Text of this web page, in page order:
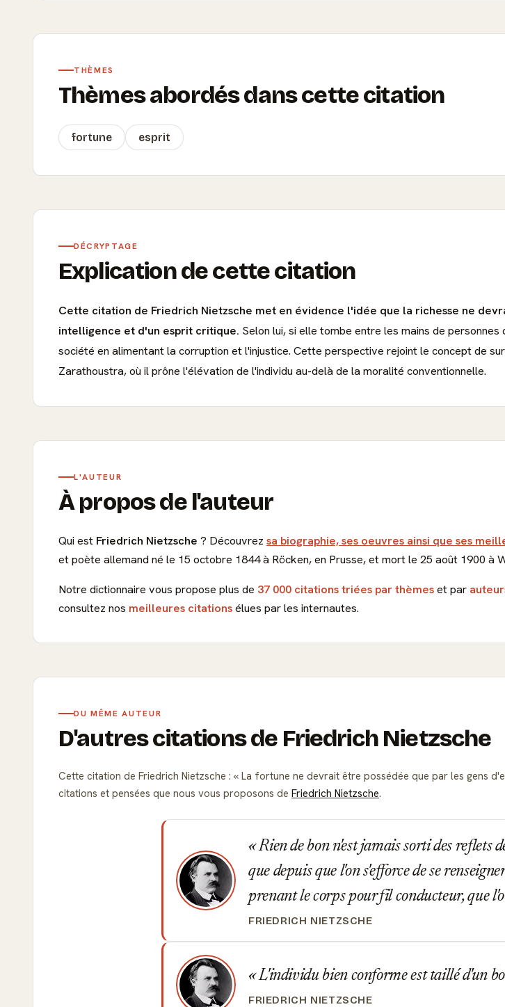
THÈMES
Thèmes abordés dans cette citation
fortune esprit
DÉCRYPTAGE
Explication de cette citation
Cette citation de Friedrich Nietzsche met en évidence l'idée que la richesse ne
intelligence et d'un esprit critique. Selon lui, si elle tombe entre les mains de
société en alimentant la corruption et l'injustice. Cette perspective rejoint le concept de
Zarathoustra, où il prône l'élévation de l'individu au-delà de la moralité conventionnelle.
L'AUTEUR
À propos de l'auteur
Qui est Friedrich Nietzsche ? Découvrez sa biographie, ses oeuvres ainsi que ses
et poète allemand né le 15 octobre 1844 à Röcken, en Prusse, et mort le 25 août 1900 à
Notre dictionnaire vous propose plus de 37 000 citations triées par thèmeset par
consultez nos meilleures citationsélues par les internautes.
DU MÊME AUTEUR
D'autres citations de Friedrich Nietzsche
Cette citation de Friedrich Nietzsche : La fortune ne devrait être possédée que par les gens
citations et pensées que nous vous proposons de Friedrich Nietzsche.
Rien de bon n'est jamais sorti des reflets
que depuis que l'on s'efforce de se
prenant le corps pour fil conducteur, que
FRIEDRICH NIETZSCHE
L'individu bien conforme est taillé d'un
FRIEDRICH NIETZSCHE